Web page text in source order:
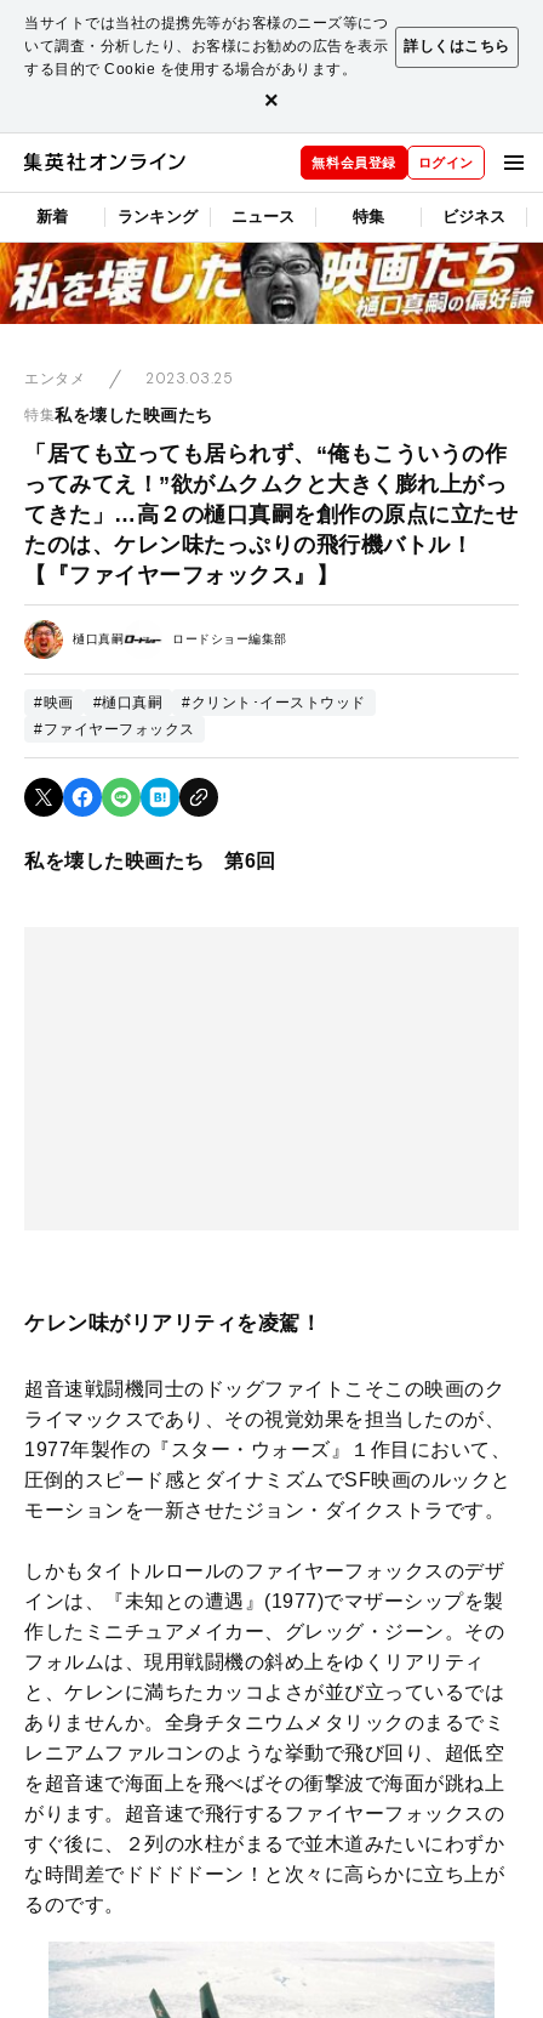
当サイトでは当社の提携先等がお客様のニーズ等につ
いて調査・分析したり、お客様にお勧めの広告を表示
する目的で Cookie を使用する場合があります。
詳しくはこちら
×
無料会員登録 ログイン
新着 ランキング ニュース 特集 ビジネス
エンタメ 2023.03.25
特集私を壊した映画たち
「居ても立っても居られず、“俺もこういうの作
ってみてえ！”欲がムクムクと大きく膨れ上がっ
てきた」…高２の樋口真嗣を創作の原点に立たせ
たのは、ケレン味たっぷりの飛行機バトル！
【『ファイヤーフォックス』】
樋口真嗣 ロードショー編集部
#映画 #樋口真嗣
#クリント･イーストウッド
#ファイヤーフォックス
私を壊した映画たち 第6回
ケレン味がリアリティを凌駕！
超音速戦闘機同士のドッグファイトこそこの映画のク
ライマックスであり、その視覚効果を担当したのが、
1977年製作の『スター・ウォーズ』１作目において、
圧倒的スピード感とダイナミズムでSF映画のルックと
モーションを一新させたジョン・ダイクストラです。
しかもタイトルロールのファイヤーフォックスのデザ
インは、『未知との遭遇』(1977)でマザーシップを製
作したミニチュアメイカー、グレッグ・ジーン。その
フォルムは、現用戦闘機の斜め上をゆくリアリティ
と、ケレンに満ちたカッコよさが並び立っているでは
ありませんか。全身チタニウムメタリックのまるでミ
レニアムファルコンのような挙動で飛び回り、超低空
を超音速で海面上を飛べばその衝撃波で海面が跳ね上
がります。超音速で飛行するファイヤーフォックスの
すぐ後に、２列の水柱がまるで並木道みたいにわずか
な時間差でドドドドーン！と次々に高らかに立ち上が
るのです。